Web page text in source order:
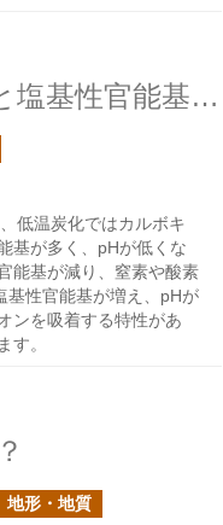
炭における酸性官能基と塩基性官能基は何だ？
低温炭化ではカルボキ
基が多く、pHが低くな
能基が減り、窒素や酸素
基性官能基が増え、pHが
ンを吸着する特性があ
す。
地形・地質